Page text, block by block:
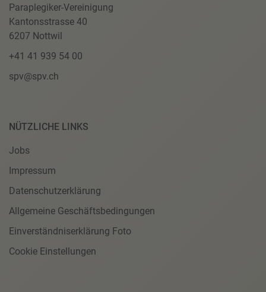
Paraplegiker-Vereinigung
Kantonsstrasse 40
6207 Nottwil
+41 41 939 54 00
spv@spv.ch
NÜTZLICHE LINKS
Jobs
Impressum
Datenschutzerklärung
Allgemeine Geschäftsbedingungen
Einverständniserklärung Foto
Cookie Einstellungen